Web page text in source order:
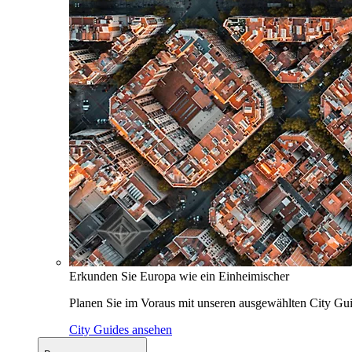
Erkunden Sie Europa wie ein Einheimischer
Planen Sie im Voraus mit unseren ausgewählten City
City Guides ansehen